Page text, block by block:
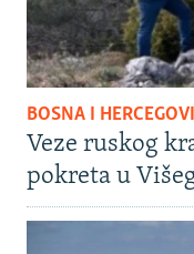
BOSNA I
Veze ruskog
pokreta u